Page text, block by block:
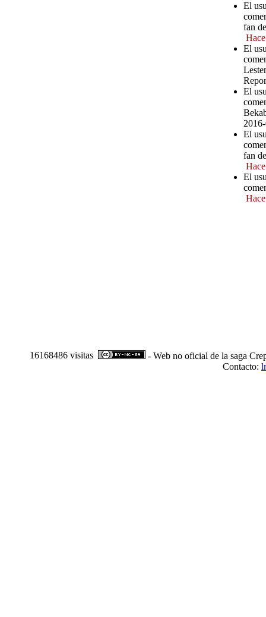
El
fan
El
El
El
fan
El
16168486 visitas
- Web no oficial de la saga
Contacto: